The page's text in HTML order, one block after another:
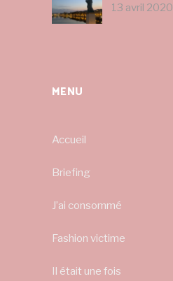
13 avril 2020
MENU
Accueil
Briefing
J’ai consommé
Fashion victime
Il était une fois